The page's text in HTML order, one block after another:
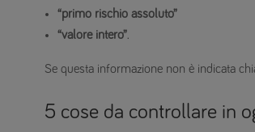
“primo rischio assoluto”
“valore intero”.
Se questa informazione non è indicata
5 cose da controllare in